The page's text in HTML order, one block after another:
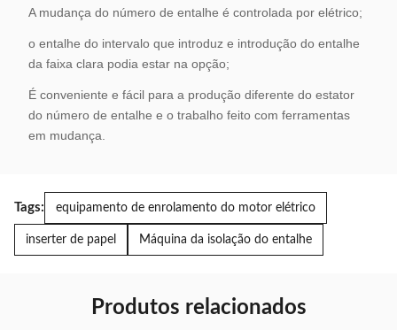
A mudança do número de entalhe é controlada por elétrico;
o entalhe do intervalo que introduz e introdução do entalhe
da faixa clara podia estar na opção;
É conveniente e fácil para a produção diferente do estator
do número de entalhe e o trabalho feito com ferramentas
em mudança.
Tags: equipamento de enrolamento do motor elétrico
inserter de papel Máquina da isolação do entalhe
Produtos relacionados